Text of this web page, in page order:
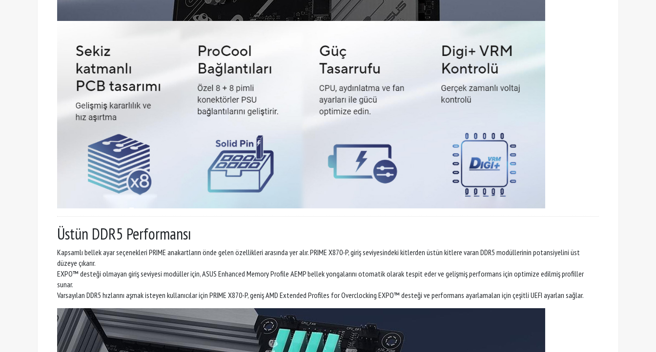
Üstün DDR5 Performansı
Kapsamlı bellek ayar seçenekleri PRIME anakartların önde gelen özellikleri arasında yer alır. PRIME X870-P, giriş seviyesindeki kitlerden üstün kitlere varan DDR5 modüllerinin potansiyelini üst
düzeye çıkarır.
EXPO™ desteği olmayan giriş seviyesi modüller için, ASUS Enhanced Memory Profile AEMP bellek yongalarını otomatik olarak tespit eder ve gelişmiş performans için optimize edilmiş profiller
sunar.
Varsayılan DDR5 hızlarını aşmak isteyen kullanıcılar için PRIME X870-P, geniş AMD Extended Profiles for Overclocking EXPO™ desteği ve performans ayarlamaları için çeşitli UEFI ayarları sağlar.